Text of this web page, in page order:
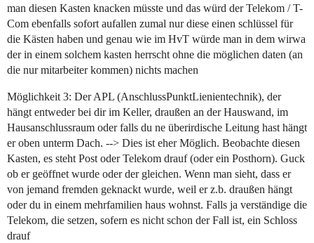
man diesen Kasten knacken müsste und das würd der Telekom / T-
Com ebenfalls sofort aufallen zumal nur diese einen schlüssel für
die Kästen haben und genau wie im HvT würde man in dem wirwa
der in einem solchem kasten herrscht ohne die möglichen daten (an
die nur mitarbeiter kommen) nichts machen
Möglichkeit 3: Der APL (AnschlussPunktLienientechnik), der
hängt entweder bei dir im Keller, draußen an der Hauswand, im
Hausanschlussraum oder falls du ne überirdische Leitung hast hängt
er oben unterm Dach. --> Dies ist eher Möglich. Beobachte diesen
Kasten, es steht Post oder Telekom drauf (oder ein Posthorn). Guck
ob er geöffnet wurde oder der gleichen. Wenn man sieht, dass er
von jemand fremden geknackt wurde, weil er z.b. draußen hängt
oder du in einem mehrfamilien haus wohnst. Falls ja verständige die
Telekom, die setzen, sofern es nicht schon der Fall ist, ein Schloss
drauf